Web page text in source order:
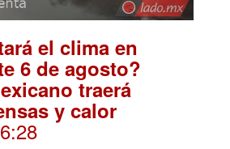
el clima en
6 de agosto?
traerá
y calor